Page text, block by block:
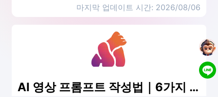
마지막 업데이트 시간: 2026/08/06
AI 영상 프롬프트 작성법｜6가지 핵심 요소와 예시로 AI 영상 만들기